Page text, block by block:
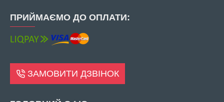
ПРИЙМАЄМО ДО ОПЛАТИ:
ЗАМОВИТИ ДЗВІНОК